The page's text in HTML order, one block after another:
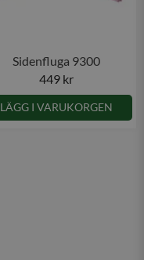
Sidenfluga 9300
449 kr
LÄGG I VARUKORGEN